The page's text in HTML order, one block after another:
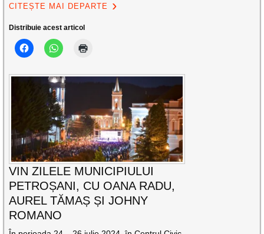
CITEȘTE MAI DEPARTE
Distribuie acest articol
VIN ZILELE MUNICIPIULUI
PETROȘANI, CU OANA RADU,
AUREL TĂMAȘ ȘI JOHNY
ROMANO